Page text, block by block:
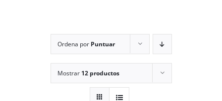
Ordena por Puntuar
Mostrar 12 productos